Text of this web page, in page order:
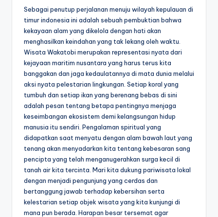
Sebagai penutup perjalanan menuju wilayah kepulauan di
timur indonesia ini adalah sebuah pembuktian bahwa
kekayaan alam yang dikelola dengan hati akan
menghasilkan keindahan yang tak lekang oleh waktu.
Wisata Wakatobi merupakan representasi nyata dari
kejayaan maritim nusantara yang harus terus kita
banggakan dan jaga kedaulatannya di mata dunia melalui
aksi nyata pelestarian lingkungan. Setiap koral yang
tumbuh dan setiap ikan yang berenang bebas di sini
adalah pesan tentang betapa pentingnya menjaga
keseimbangan ekosistem demi kelangsungan hidup
manusia itu sendiri. Pengalaman spiritual yang
didapatkan saat menyatu dengan alam bawah laut yang
tenang akan menyadarkan kita tentang kebesaran sang
pencipta yang telah menganugerahkan surga kecil di
tanah air kita tercinta. Mari kita dukung pariwisata lokal
dengan menjadi pengunjung yang cerdas dan
bertanggung jawab terhadap kebersihan serta
kelestarian setiap objek wisata yang kita kunjungi di
mana pun berada. Harapan besar tersemat agar